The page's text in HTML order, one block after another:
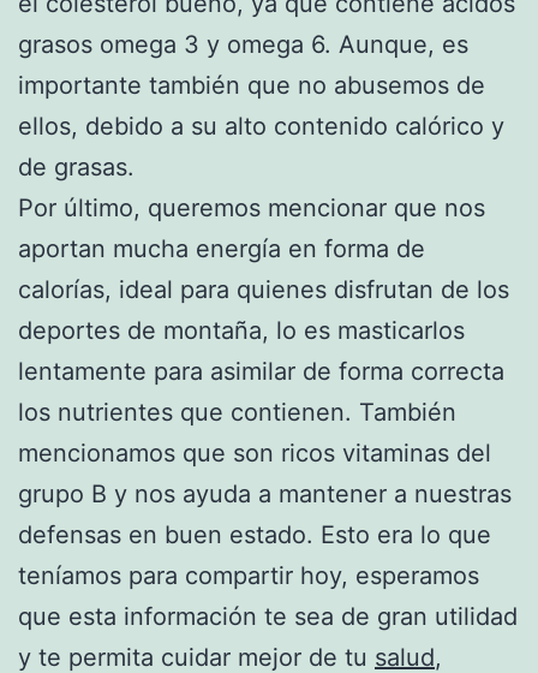
grasos omega 3 y omega 6. Aunque, es
importante también que no abusemos de
ellos, debido a su alto contenido calórico y
de grasas.
Por último, queremos mencionar que nos
aportan mucha energía en forma de
calorías, ideal para quienes disfrutan de los
deportes de montaña, lo es masticarlos
lentamente para asimilar de forma correcta
los nutrientes que contienen. También
mencionamos que son ricos vitaminas del
grupo B y nos ayuda a mantener a nuestras
defensas en buen estado. Esto era lo que
teníamos para compartir hoy, esperamos
que esta información te sea de gran utilidad
y te permita cuidar mejor de tu salud,